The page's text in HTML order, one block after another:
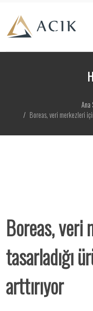
Ana
Boreas, veri merkezleri
Boreas, veri
tasarladığı
arttırıyor